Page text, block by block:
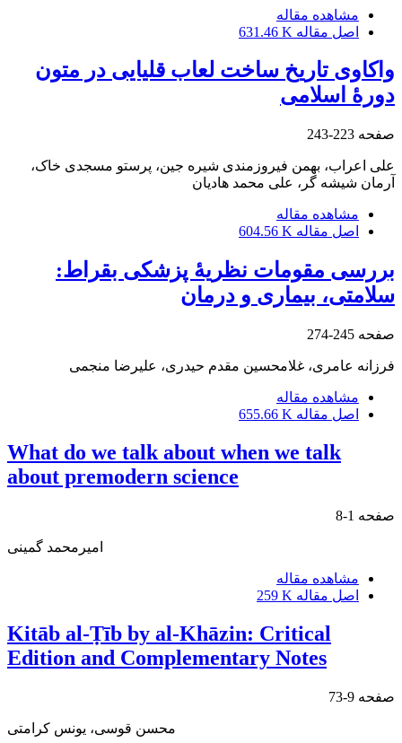
مشاهده مقاله
اصل مقاله 631.46 K
واکاوی تاریخ ساخت لعاب قلیایی در متون
دورۀ اسلامی
صفحه 223-243
علی اعراب، بهمن فیروزمندی شیره جین، پرستو مسجدی خاک،
آرمان شیشه گر، علی محمد هادیان
مشاهده مقاله
اصل مقاله 604.56 K
بررسی مقومات نظریۀ پزشکی بقراط:
سلامتی، بیماری و درمان
صفحه 245-274
فرزانه عامری، غلامحسین مقدم حیدری، علیرضا منجمی
مشاهده مقاله
اصل مقاله 655.66 K
What do we talk about when we talk
about premodern science
صفحه 1-8
امیرمحمد گمینی
مشاهده مقاله
اصل مقاله 259 K
Kitāb al-Ṭīb by al-Khāzin: Critical
Edition and Complementary Notes
صفحه 9-73
محسن قوسی، یونس کرامتی